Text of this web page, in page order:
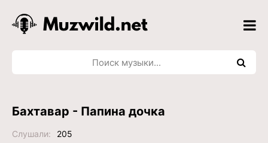
Бахтавар - Папина дочка
Слушали:
205